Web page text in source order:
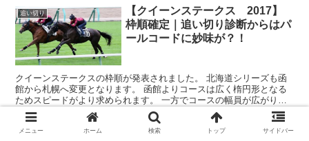
追い切り
【クイーンステークス 2017】
枠順確定｜追い切り診断からはパ
ールコードに妙味が？！
クイーンステークスの枠順が発表されました。 北海道シリーズも函
館から札幌へ変更となります。 函館よりコースは広く楕円形となる
ためスピードがより求められます。 一方でコースの幅員が広がり差
し馬も届く舞台。 開幕週といえど、逃げ...
メニュー ホーム 検索 トップ サイドバー